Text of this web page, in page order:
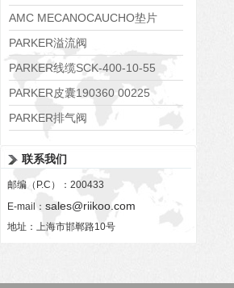
138551
AMC MECANOCAUCHO垫片
608074
PARKER溢流阀
RE06M35W2N1KWXG087
PARKER线缆SCK-400-10-55
PARKER皮囊190360 00225
PARKER排气阀
联系我们
邮编（P.C）：200433
E-mail： sales@riikoo.com
地址：上海市邯郸路10号